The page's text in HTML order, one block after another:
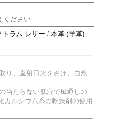
ください
ラム レザー / 本革 (羊革)
り、直射日光をさけ、自然
当たらない低湿で風通しの
カルシウム系の乾燥剤の使用